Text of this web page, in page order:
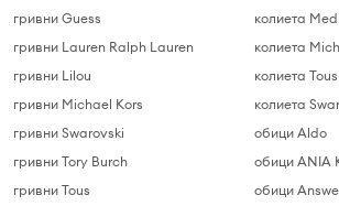
гривни Guess
гривни Lauren Ralph Lauren
гривни Lilou
гривни Michael Kors
гривни Swarovski
гривни Tory Burch
гривни Tous
колиета
колиета
колиета Tous
колиета
обици Aldo
обици ANIA
обици